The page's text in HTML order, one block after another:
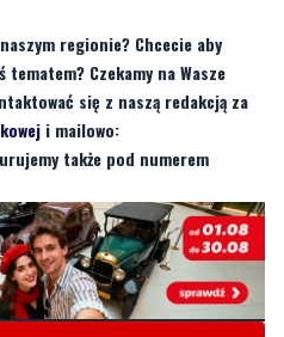
się z naszą redakcją za
i mailowo:
także pod numerem
naszym regionie? Chcecie
jakimś tematem? Czekamy na
kontaktować się z naszą